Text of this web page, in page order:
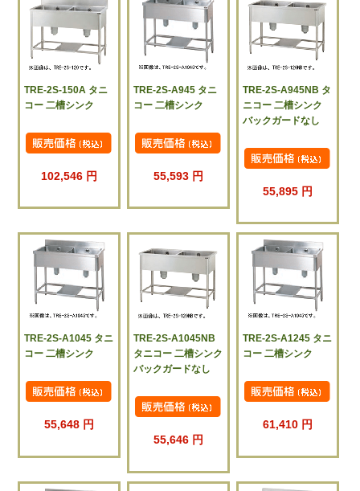
TRE-2S-150A タニ
コー 二槽シンク
102,546 円
TRE-2S-A945 タニ
コー 二槽シンク
55,593 円
TRE-2S-A945NB タ
ニコー 二槽シンク
バックガードなし
55,895 円
TRE-2S-A1045 タニ
コー 二槽シンク
55,648 円
TRE-2S-A1045NB
タニコー 二槽シンク
バックガードなし
55,646 円
TRE-2S-A1245 タニ
コー 二槽シンク
61,410 円